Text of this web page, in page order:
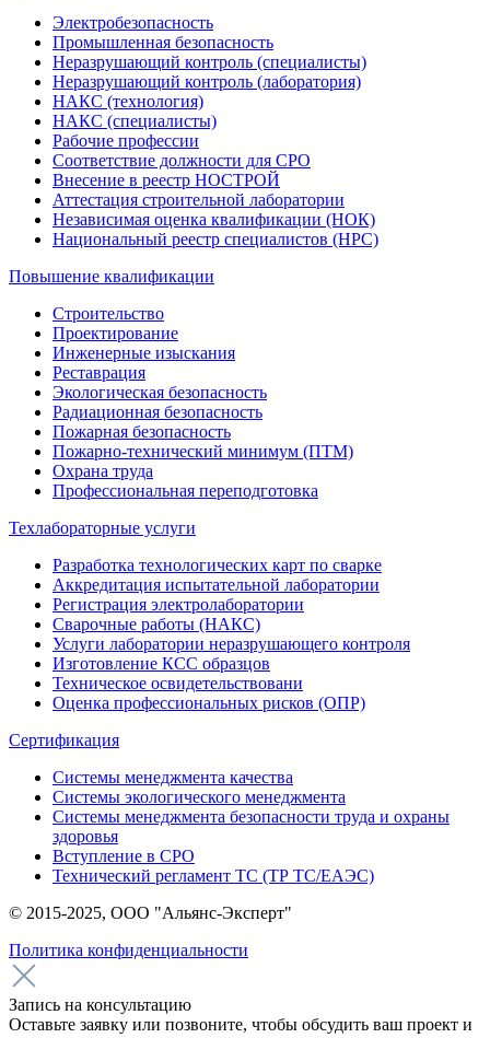
Электробезопасность
Промышленная безопасность
Неразрушающий контроль (специалисты)
Неразрушающий контроль (лаборатория)
НАКС (технология)
НАКС (специалисты)
Рабочие профессии
Соответствие должности для СРО
Внесение в реестр НОСТРОЙ
Аттестация строительной лаборатории
Независимая оценка квалификации (НОК)
Национальный реестр специалистов (НРС)
Повышение квалификации
Строительство
Проектирование
Инженерные изыскания
Реставрация
Экологическая безопасность
Радиационная безопасность
Пожарная безопасность
Пожарно-технический минимум (ПТМ)
Охрана труда
Профессиональная переподготовка
Техлабораторные услуги
Разработка технологических карт по сварке
Аккредитация испытательной лаборатории
Регистрация электролаборатории
Сварочные работы (НАКС)
Услуги лаборатории неразрушающего контроля
Изготовление КСС образцов
Техническое освидетельствовани
Оценка профессиональных рисков (ОПР)
Сертификация
Системы менеджмента качества
Системы экологического менеджмента
Системы менеджмента безопасности труда и охраны
здоровья
Вступление в СРО
Технический регламент ТС (ТР ТС/ЕАЭС)
© 2015-2025, ООО "Альянс-Эксперт"
Политика конфиденциальности
Запись на консультацию
Оставьте заявку или позвоните, чтобы обсудить ваш проект и